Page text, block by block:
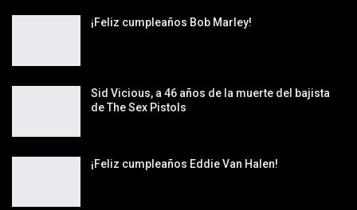
¡Feliz cumpleaños Bob Marley!
Sid Vicious, a 46 años de la muerte del bajista
de The Sex Pistols
¡Feliz cumpleaños Eddie Van Halen!